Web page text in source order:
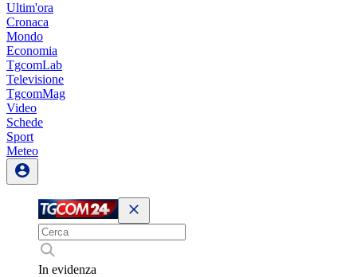
Ultim'ora
Cronaca
Mondo
Economia
TgcomLab
Televisione
TgcomMag
Video
Schede
Sport
Meteo
In evidenza